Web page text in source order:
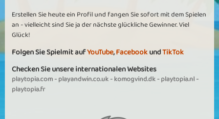
Erstellen Sie heute ein Profil und fangen Sie sofort mit dem Spielen
an - vielleicht sind Sie ja der nächste glückliche Gewinner. Viel
Glück!
Folgen Sie Spielmit aufYouTube,FacebookundTikTok
Checken Sie unsere internationalen Websites
playtopia.com-playandwin.co.uk-komogvind.dk-playtopia.nl-
playtopia.fr